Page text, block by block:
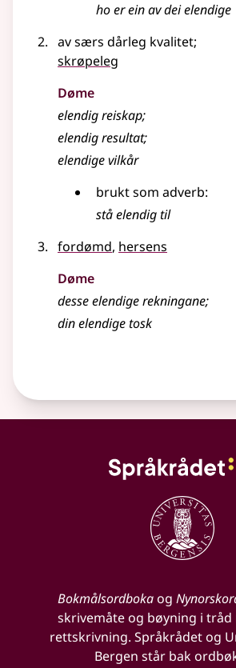
ho er ein av dei elendige
av særs dårleg kvalitet;
skrøpeleg
Døme
elendig reiskap;
elendig resultat;
elendige vilkår
brukt som adverb:
stå elendig til
fordømd, hersens
Døme
desse elendige rekningane;
din elendige tosk
Bokmålsordbokaog
skrivemåte og bøyning i
rettskrivning. Språkrådet og
Bergen står bak